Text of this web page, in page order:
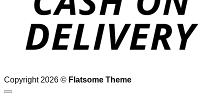
Copyright 2026 © Flatsome Theme